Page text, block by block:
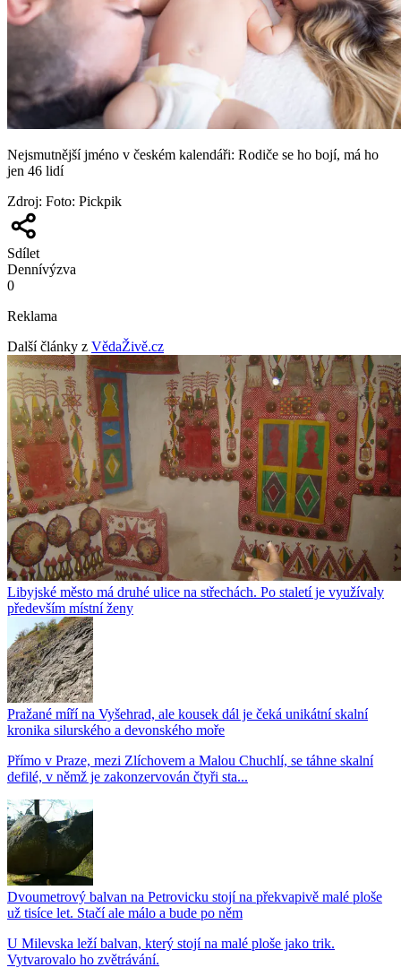
Nejsmutnější jméno v českém kalendáři: Rodiče se ho bojí, má ho
jen 46 lidí
Zdroj: Foto: Pickpik
Sdílet
Dennívýzva
0
Reklama
Další články z VědaŽivě.cz
Libyjské město má druhé ulice na střechách. Po staletí je využívaly
především místní ženy
Pražané míří na Vyšehrad, ale kousek dál je čeká unikátní skalní
kronika silurského a devonského moře
Přímo v Praze, mezi Zlíchovem a Malou Chuchlí, se táhne skalní
defilé, v němž je zakonzervován čtyři sta...
Dvoumetrový balvan na Petrovicku stojí na překvapivě malé ploše
už tisíce let. Stačí ale málo a bude po něm
U Milevska leží balvan, který stojí na malé ploše jako trik.
Vytvarovalo ho zvětrávání.